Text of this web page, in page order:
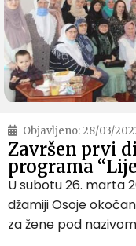
Objavljeno:28/03/
Završen prvi
programa
U subotu 26. marta
džamiji Osoje
za žene pod nazivom